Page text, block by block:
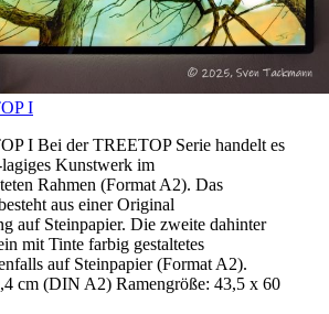
I
I Bei der TREETOP Serie handelt es
Kunstwerk im
Rahmen (Format A2). Das
aus einer Original
auf Steinpapier. Die zweite dahinter
mit Tinte farbig gestaltetes
auf Steinpapier (Format A2).
cm (DIN A2) Ramengröße: 43,5 x 60